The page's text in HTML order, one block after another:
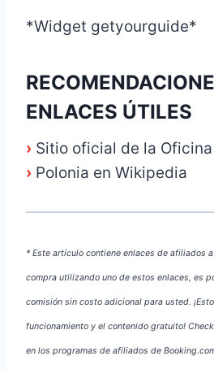
*Widget getyourguide*
ENLACES ÚTILES
› Sitio oficial de la
› Polonia en Wikipedia
* Este artículo contiene enlaces de afiliados
compra utilizando uno de estos enlaces, es
comisión sin costo adicional para usted.
funcionamiento y el contenido gratuito!
en los programas de afiliados de